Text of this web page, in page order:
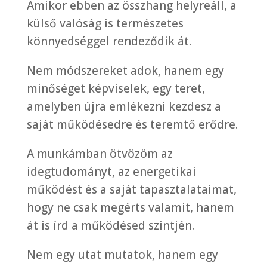
Amikor ebben az összhang helyreáll, a
külső valóság is természetes
könnyedséggel rendeződik át.
Nem módszereket adok, hanem egy
minőséget képviselek, egy teret,
amelyben újra emlékezni kezdesz a
saját működésedre és teremtő erődre.
A munkámban ötvözöm az
idegtudományt, az energetikai
működést és a saját tapasztalataimat,
hogy ne csak megérts valamit, hanem
át is írd a működésed szintjén.
Nem egy utat mutatok, hanem egy